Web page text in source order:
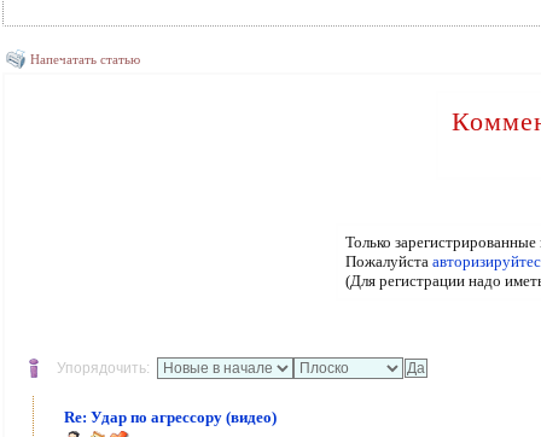
Напечатать статью
Только
Пожалуйста
(Для регистрации надо
Упорядочить:
Re: Удар по агрессору (видео)